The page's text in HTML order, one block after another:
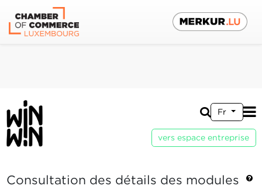
Fr
vers espace entreprise
Consultation des détails des modules